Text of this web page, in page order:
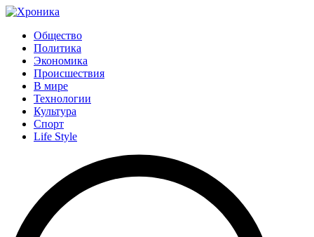
Общество
Политика
Экономика
Происшествия
В мире
Технологии
Культура
Спорт
Life Style